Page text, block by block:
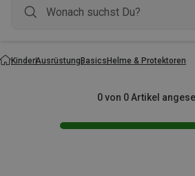
KinderAusrüstungBasicsHelme & Protektoren
0 von 0 Artikel